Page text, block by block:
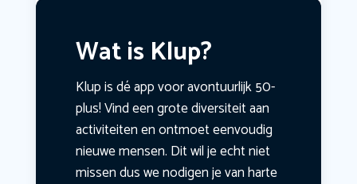
Wat is Klup?
Klup is dé app voor avontuurlijk 50-
plus! Vind een grote diversiteit aan
activiteiten en ontmoet eenvoudig
nieuwe mensen. Dit wil je echt niet
missen dus we nodigen je van harte